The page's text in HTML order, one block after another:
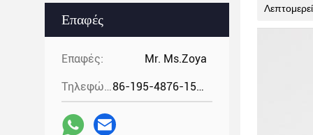
Επαφές
Επαφές: Mr. Ms.Zoya
Τηλεφώνημα: 86-195-4876-1535